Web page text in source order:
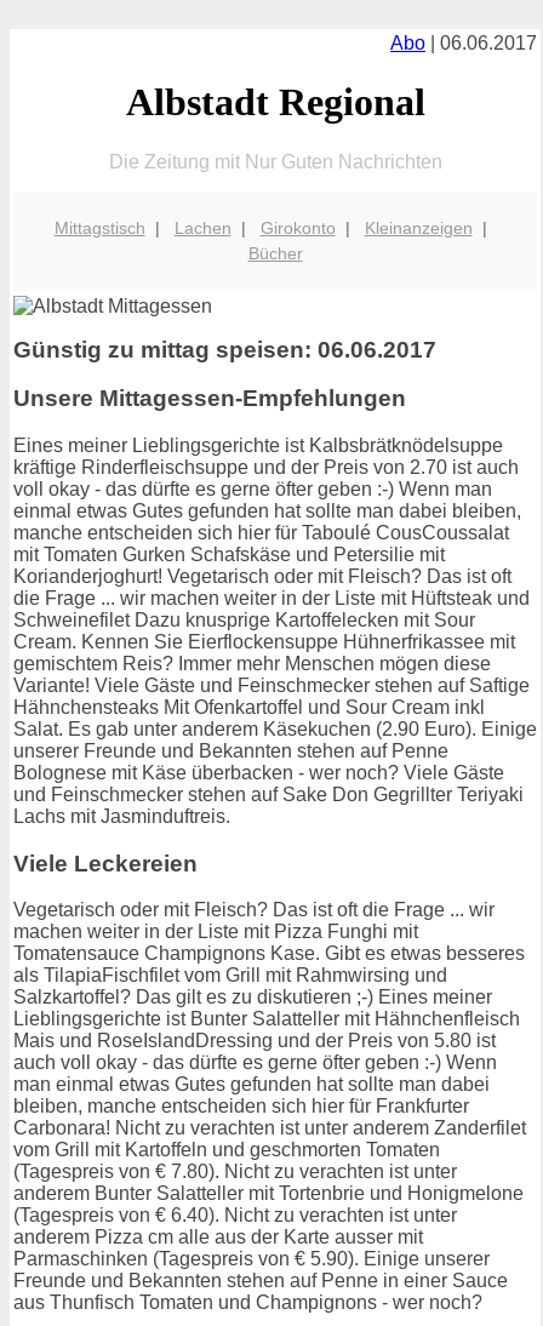
Abo | 06.06.2017
Albstadt Regional
Die Zeitung mit Nur Guten Nachrichten
Mittagstisch | Lachen | Girokonto | Kleinanzeigen |
Bücher
Günstig zu mittag speisen: 06.06.2017
Unsere Mittagessen-Empfehlungen
Eines meiner Lieblingsgerichte ist Kalbsbrätknödelsuppe
kräftige Rinderfleischsuppe und der Preis von 2.70 ist auch
voll okay - das dürfte es gerne öfter geben :-) Wenn man
einmal etwas Gutes gefunden hat sollte man dabei bleiben,
manche entscheiden sich hier für Taboulé CousCoussalat
mit Tomaten Gurken Schafskäse und Petersilie mit
Korianderjoghurt! Vegetarisch oder mit Fleisch? Das ist oft
die Frage ... wir machen weiter in der Liste mit Hüftsteak und
Schweinefilet Dazu knusprige Kartoffelecken mit Sour
Cream. Kennen Sie Eierflockensuppe Hühnerfrikassee mit
gemischtem Reis? Immer mehr Menschen mögen diese
Variante! Viele Gäste und Feinschmecker stehen auf Saftige
Hähnchensteaks Mit Ofenkartoffel und Sour Cream inkl
Salat. Es gab unter anderem Käsekuchen (2.90 Euro). Einige
unserer Freunde und Bekannten stehen auf Penne
Bolognese mit Käse überbacken - wer noch? Viele Gäste
und Feinschmecker stehen auf Sake Don Gegrillter Teriyaki
Lachs mit Jasminduftreis.
Viele Leckereien
Vegetarisch oder mit Fleisch? Das ist oft die Frage ... wir
machen weiter in der Liste mit Pizza Funghi mit
Tomatensauce Champignons Kase. Gibt es etwas besseres
als TilapiaFischfilet vom Grill mit Rahmwirsing und
Salzkartoffel? Das gilt es zu diskutieren ;-) Eines meiner
Lieblingsgerichte ist Bunter Salatteller mit Hähnchenfleisch
Mais und RoseIslandDressing und der Preis von 5.80 ist
auch voll okay - das dürfte es gerne öfter geben :-) Wenn
man einmal etwas Gutes gefunden hat sollte man dabei
bleiben, manche entscheiden sich hier für Frankfurter
Carbonara! Nicht zu verachten ist unter anderem Zanderfilet
vom Grill mit Kartoffeln und geschmorten Tomaten
(Tagespreis von € 7.80). Nicht zu verachten ist unter
anderem Bunter Salatteller mit Tortenbrie und Honigmelone
(Tagespreis von € 6.40). Nicht zu verachten ist unter
anderem Pizza cm alle aus der Karte ausser mit
Parmaschinken (Tagespreis von € 5.90). Einige unserer
Freunde und Bekannten stehen auf Penne in einer Sauce
aus Thunfisch Tomaten und Champignons - wer noch?